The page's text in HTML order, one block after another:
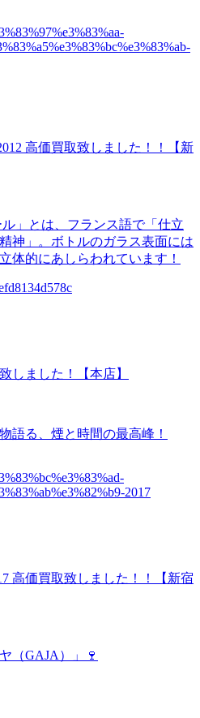
高価買取致しました！！【新
」とは、フランス語で「仕立
神」。ボトルのガラス表面には
体的にあしらわれています！
しました！【本店】
語る、煙と時間の最高峰！
高価買取致しました！！【新宿
（GAJA）」🍷